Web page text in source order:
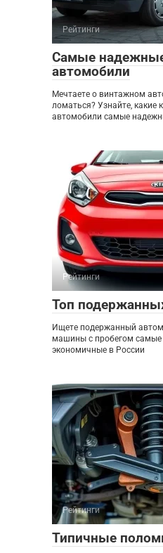
Рейтинги
Самые
автомобили
Мечтаете о винтажном
ломаться? Узнайте, какие
автомобили самые
Рейтинги
Топ
Ищете подержанный
машины с пробегом
экономичные в России
Рейтинги
Типичные